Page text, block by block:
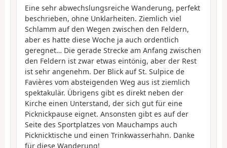
Eine sehr abwechslungsreiche Wanderung, perfekt
beschrieben, ohne Unklarheiten. Ziemlich viel
Schlamm auf den Wegen zwischen den Feldern,
aber es hatte diese Woche ja auch ordentlich
geregnet… Die gerade Strecke am Anfang zwischen
den Feldern ist zwar etwas eintönig, aber der Rest
ist sehr angenehm. Der Blick auf St. Sulpice de
Favières vom absteigenden Weg aus ist ziemlich
spektakulär. Übrigens gibt es direkt neben der
Kirche einen Unterstand, der sich gut für eine
Picknickpause eignet. Ansonsten gibt es auf der
Seite des Sportplatzes von Mauchamps auch
Picknicktische und einen Trinkwasserhahn. Danke
für diese Wanderung!